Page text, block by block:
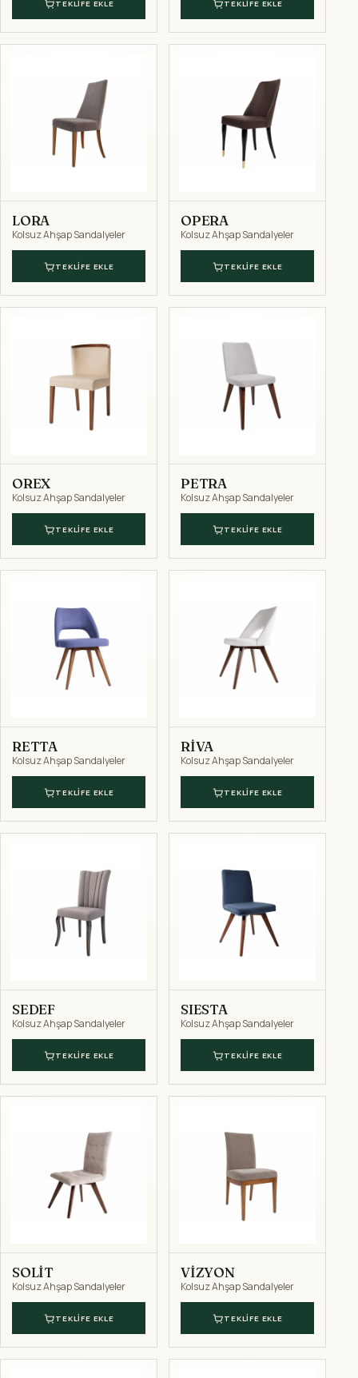
TEKLIFE EKLE TEKLIFE EKLE
LORA
Kolsuz Ahşap Sandalyeler
TEKLIFE EKLE
OPERA
Kolsuz Ahşap Sandalyeler
TEKLIFE EKLE
OREX
Kolsuz Ahşap Sandalyeler
TEKLIFE EKLE
PETRA
Kolsuz Ahşap Sandalyeler
TEKLIFE EKLE
RETTA
Kolsuz Ahşap Sandalyeler
TEKLIFE EKLE
RİVA
Kolsuz Ahşap Sandalyeler
TEKLIFE EKLE
SEDEF
Kolsuz Ahşap Sandalyeler
TEKLIFE EKLE
SIESTA
Kolsuz Ahşap Sandalyeler
TEKLIFE EKLE
SOLİT
Kolsuz Ahşap Sandalyeler
TEKLIFE EKLE
VİZYON
Kolsuz Ahşap Sandalyeler
TEKLIFE EKLE